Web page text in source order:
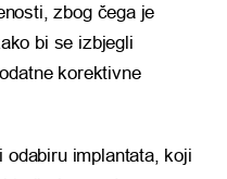
zbog čega je
bi se izbjegli
korektivne
odabiru implantata, koji